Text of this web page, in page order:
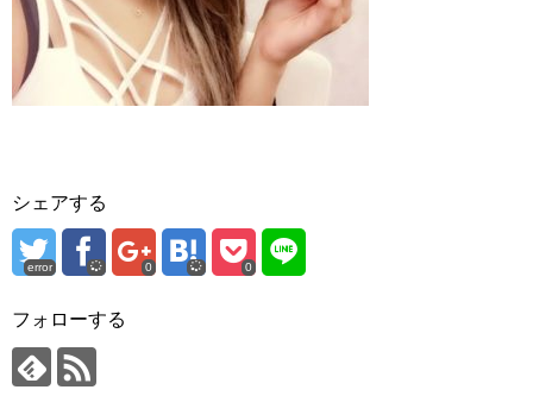
シェアする
error 0 0
フォローする